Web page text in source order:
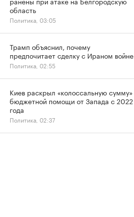
область
Политика, 03:05
Трамп объяснил, почему
предпочитает сделку с Ираном войне
Политика, 02:55
Киев раскрыл «колоссальную сумму»
бюджетной помощи от Запада с 2022
года
Политика, 02:37